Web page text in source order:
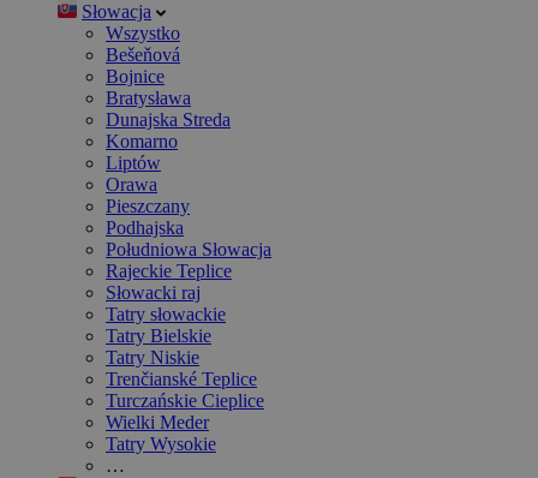
Słowacja
Wszystko
Bešeňová
Bojnice
Bratysława
Dunajska Streda
Komarno
Liptów
Orawa
Pieszczany
Podhajska
Południowa Słowacja
Rajeckie Teplice
Słowacki raj
Tatry słowackie
Tatry Bielskie
Tatry Niskie
Trenčianské Teplice
Turczańskie Cieplice
Wielki Meder
Tatry Wysokie
…